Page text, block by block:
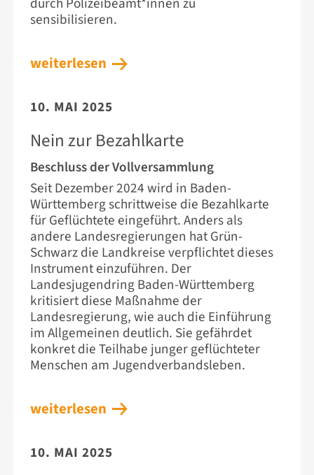
sensibilisieren.
weiterlesen
10. MAI 2025
Nein zur Bezahlkarte
Beschluss der Vollversammlung
Seit Dezember 2024 wird in Baden-
Württemberg schrittweise die Bezahlkarte
für Geflüchtete eingeführt. Anders als
andere Landesregierungen hat Grün-
Schwarz die Landkreise verpflichtet dieses
Instrument einzuführen. Der
Landesjugendring Baden-Württemberg
kritisiert diese Maßnahme der
Landesregierung, wie auch die Einführung
im Allgemeinen deutlich. Sie gefährdet
konkret die Teilhabe junger geflüchteter
Menschen am Jugendverbandsleben.
weiterlesen
10. MAI 2025